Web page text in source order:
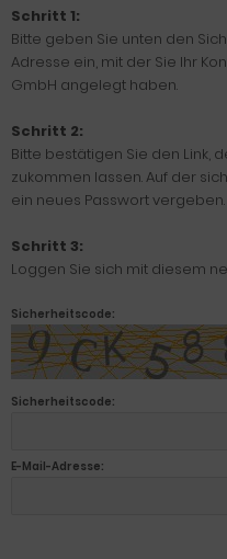
Schritt 1:
Bitte geben Sie unten den
Adresse ein, mit der Sie Ihr
GmbH angelegt haben.
Schritt 2:
Bitte bestätigen Sie den Link,
zukommen lassen. Auf der
ein neues Passwort vergeben.
Schritt 3:
Loggen Sie sich mit diesem
Sicherheitscode:
Sicherheitscode:
E-Mail-Adresse: